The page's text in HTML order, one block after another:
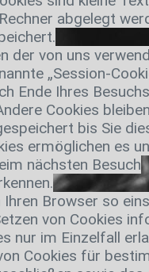
abgelegt
der von uns
„Session-
Ende Ihres
Cookies
bis Sie
ermöglichen es
nächsten Besuch
Ihren Browser so
von Cookies
nur im Einzelfall
Cookies für